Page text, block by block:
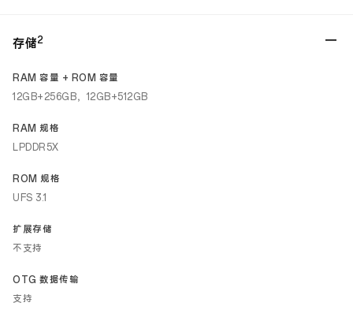
存储2
RAM 容量 + ROM 容量
12GB+256GB，12GB+512GB
RAM 规格
LPDDR5X
ROM 规格
UFS 3.1
扩展存储
不支持
OTG 数据传输
支持